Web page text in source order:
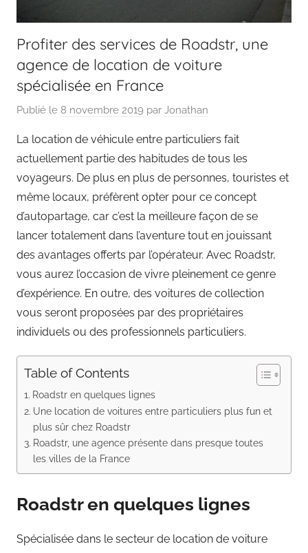
Profiter des services de Roadstr, une
agence de location de voiture
spécialisée en France
Publié le 8 novembre 2019 par Jonathan
La location de véhicule entre particuliers fait
actuellement partie des habitudes de tous les
voyageurs. De plus en plus de personnes, touristes et
même locaux, préfèrent opter pour ce concept
d’autopartage, car c’est la meilleure façon de se
lancer totalement dans l’aventure tout en jouissant
des avantages offerts par l’opérateur. Avec Roadstr,
vous aurez l’occasion de vivre pleinement ce genre
d’expérience. En outre, des voitures de collection
vous seront proposées par des propriétaires
individuels ou des professionnels particuliers.
Table of Contents
Roadstr en quelques lignes
Une location de voitures entre particuliers plus fun et
plus sûr chez Roadstr
Roadstr, une agence présente dans presque toutes
les villes de la France
Roadstr en quelques lignes
Spécialisée dans le secteur de location de voiture